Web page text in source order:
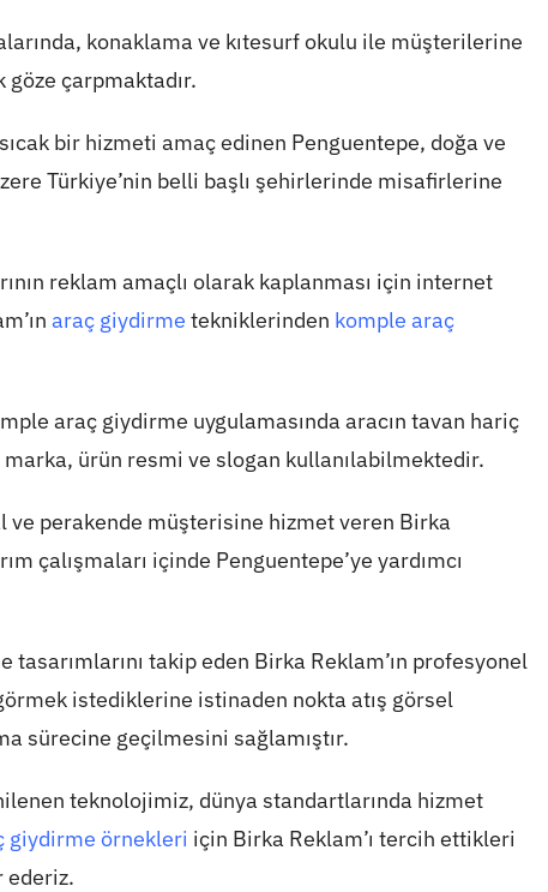
konaklama ve kıtesurf okulu ile müşterilerine
çarpmaktadır.
bir hizmeti amaç edinen Penguentepe, doğa ve
Türkiye’nin belli başlı şehirlerinde misafirlerine
reklam amaçlı olarak kaplanması için internet
araç giydirme tekniklerinden komple araç
araç giydirme uygulamasında aracın tavan hariç
marka, ürün resmi ve slogan kullanılabilmektedir.
ve perakende müşterisine hizmet veren Birka
çalışmaları içinde Penguentepe’ye yardımcı
takip eden Birka Reklam’ın profesyonel
istediklerine istinaden nokta atış görsel
sürecine geçilmesini sağlamıştır.
teknolojimiz, dünya standartlarında hizmet
giydirme örnekleri için Birka Reklam’ı tercih ettikleri
ederiz.